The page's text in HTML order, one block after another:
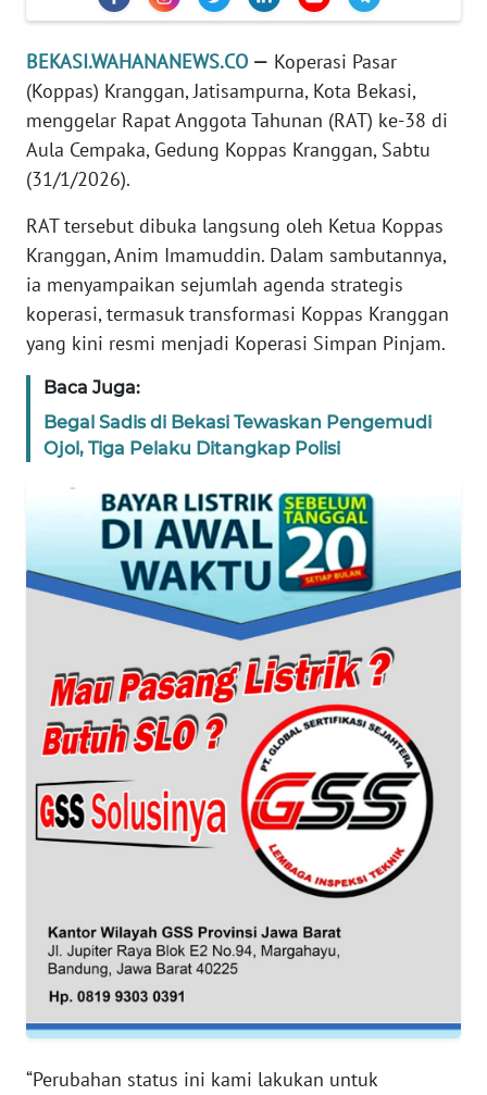
BEKASI.WAHANANEWS.CO — Koperasi Pasar
(Koppas) Kranggan, Jatisampurna, Kota Bekasi,
menggelar Rapat Anggota Tahunan (RAT) ke-38 di
Aula Cempaka, Gedung Koppas Kranggan, Sabtu
(31/1/2026).
RAT tersebut dibuka langsung oleh Ketua Koppas
Kranggan, Anim Imamuddin. Dalam sambutannya,
ia menyampaikan sejumlah agenda strategis
koperasi, termasuk transformasi Koppas Kranggan
yang kini resmi menjadi Koperasi Simpan Pinjam.
Baca Juga:
Begal Sadis di Bekasi Tewaskan Pengemudi
Ojol, Tiga Pelaku Ditangkap Polisi
“Perubahan status ini kami lakukan untuk
REDAKSI
KARIR
DISCLAIMER
Wahana
News
Regional
WN
SUMUT
JAKARTA
WN
WN
KEPRI
PAPUA
WN
RIAU
WN